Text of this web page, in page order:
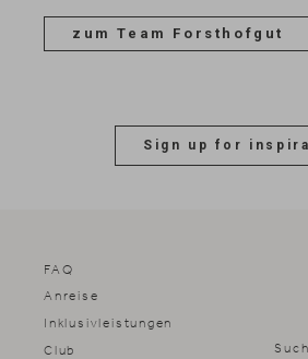
zum Team Forsthofgut
FAQ
Anreise
Inklusivleistungen
Club
Sign up for